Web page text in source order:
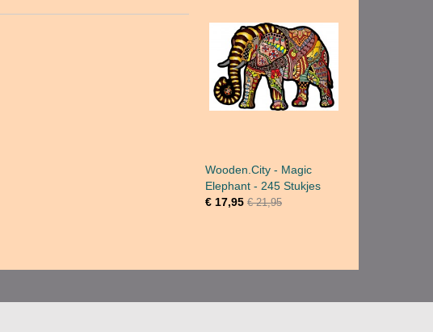
Wooden.City - Magic
Elephant - 245 Stukjes
€ 17,95 € 21,95